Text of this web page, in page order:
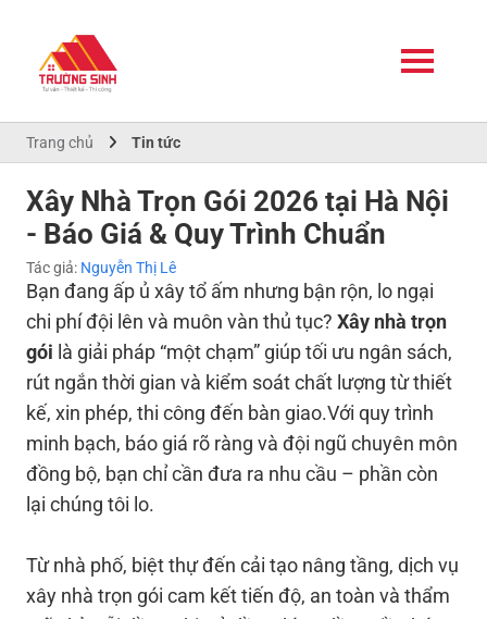
Trang chủ Tin tức
Xây Nhà Trọn Gói 2026 tại Hà Nội
- Báo Giá & Quy Trình Chuẩn
Tác giả: Nguyễn Thị Lê
Bạn đang ấp ủ xây tổ ấm nhưng bận rộn, lo ngại
chi phí đội lên và muôn vàn thủ tục? Xây nhà trọn
gói là giải pháp “một chạm” giúp tối ưu ngân sách,
rút ngắn thời gian và kiểm soát chất lượng từ thiết
kế, xin phép, thi công đến bàn giao.Với quy trình
minh bạch, báo giá rõ ràng và đội ngũ chuyên môn
đồng bộ, bạn chỉ cần đưa ra nhu cầu – phần còn
lại chúng tôi lo.
Từ nhà phố, biệt thự đến cải tạo nâng tầng, dịch vụ
xây nhà trọn gói cam kết tiến độ, an toàn và thẩm